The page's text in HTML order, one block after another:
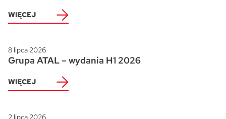
WIĘCEJ
8 lipca 2026
Grupa ATAL – wydania H1 2026
WIĘCEJ
2 lipca 2026